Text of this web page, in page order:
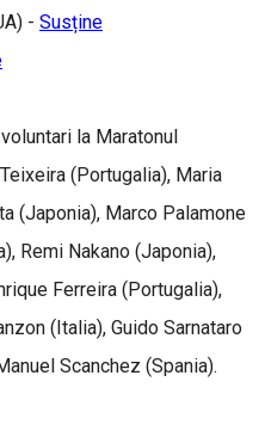
- Susține
la Maratonul
(Portugalia), Maria
(Japonia), Marco Palamone
Remi Nakano (Japonia),
Ferreira (Portugalia),
(Italia), Guido Sarnataro
Scanchez (Spania).